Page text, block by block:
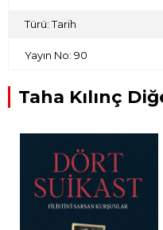
Türü: Tarih
Yayın No: 90
Taha Kılınç